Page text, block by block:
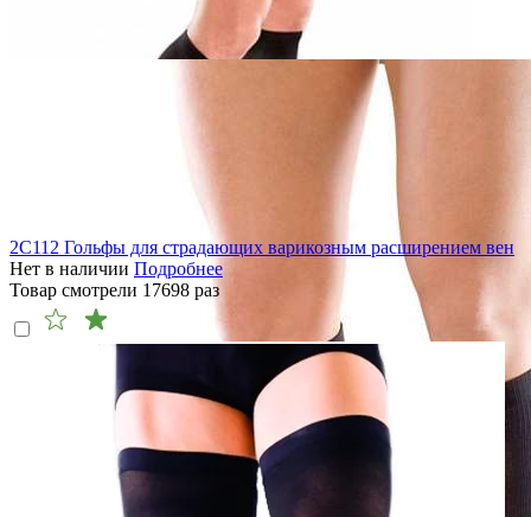
2C112 Гольфы для страдающих варикозным расширением вен
Нет в наличии Подробнее
Товар смотрели 17698 раз